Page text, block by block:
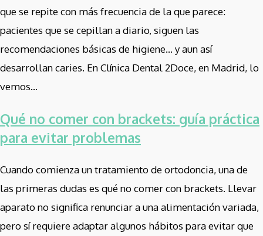
que se repite con más frecuencia de la que parece:
pacientes que se cepillan a diario, siguen las
recomendaciones básicas de higiene… y aun así
desarrollan caries. En Clínica Dental 2Doce, en Madrid, lo
vemos...
Qué no comer con brackets: guía práctica
para evitar problemas
Cuando comienza un tratamiento de ortodoncia, una de
las primeras dudas es qué no comer con brackets. Llevar
aparato no significa renunciar a una alimentación variada,
pero sí requiere adaptar algunos hábitos para evitar que